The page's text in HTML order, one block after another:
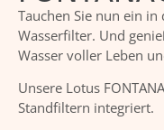
Tauchen Sie nun ein
Wasserfilter. Und
Wasser voller Leben
Unsere Lotus
Standfiltern integriert.